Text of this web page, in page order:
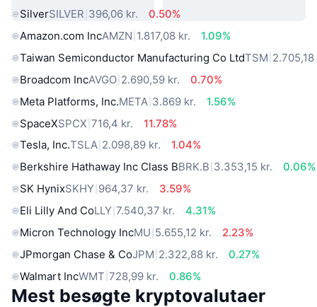
SilverSILVER 396,06 kr.
0.50%
Amazon.com IncAMZN 1.817,08 kr.
1.09%
Taiwan Semiconductor Manufacturing Co LtdTSM 2.705,18
Broadcom IncAVGO 2.690,59 kr.
0.70%
Meta Platforms, Inc.META 3.869 kr.
1.56%
SpaceXSPCX 716,4 kr.
11.78%
Tesla, Inc.TSLA 2.098,89 kr.
1.04%
Berkshire Hathaway Inc Class BBRK.B 3.353,15 kr.
0.06%
SK HynixSKHY 964,37 kr.
3.59%
Eli Lilly And CoLLY 7.540,37 kr.
4.31%
Micron Technology IncMU 5.655,12 kr.
2.23%
JPmorgan Chase & CoJPM 2.322,88 kr.
0.27%
Walmart IncWMT 728,99 kr. 0.86%
Mest besøgte kryptovalutaer